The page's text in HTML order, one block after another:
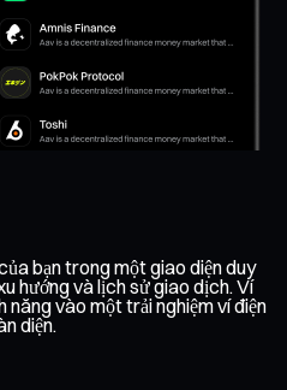
bạn trong một giao diện duy
hướng và lịch sử giao dịch. Ví
vào một trải nghiệm ví điện
diện.